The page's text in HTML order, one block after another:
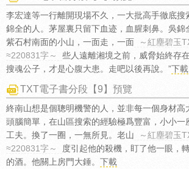
李宏達等一行離開現場不久，一大批高手徹底搜
錦全的人。茅屋裏只留下血迹，血腥刺鼻。吳錦
紫石村南面的小山，一面走，一面
～紅塵碧玉
≈220831字～
些人遠離湘境之前，威脅始終存
搜魂公子，才是心腹大患。走吧以後再說。”下載
TXT電子書分段【9】預覽
終南山想是個聰明機警的人，並非每一個身材高
頭腦簡單，在山區搜索的經驗極爲豐富，小小一
工夫。換了一圈，一無所見。老山
～紅塵碧玉
≈220831字～
度引起他的殺機，盯了他一眼，
的酒。他關上房門大錘。 下載